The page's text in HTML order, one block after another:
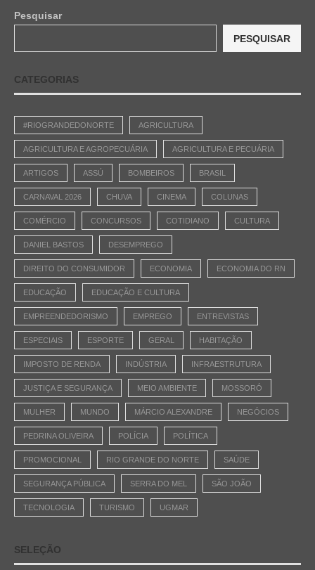
Pesquisar
PESQUISAR
CATEGORIAS
#RIOGRANDEDONORTE AGRICULTURA
AGRICULTURA E AGROPECUÁRIA AGRICULTURA E PECUÁRIA
ARTIGOS ASSÚ BOMBEIROS BRASIL
CARNAVAL 2026 CHUVA CINEMA COLUNAS
COMÉRCIO CONCURSOS COTIDIANO CULTURA
DANIEL BASTOS DESEMPREGO
DIREITO DO CONSUMIDOR ECONOMIA ECONOMIA DO RN
EDUCAÇÃO EDUCAÇÃO E CULTURA
EMPREENDEDORISMO EMPREGO ENTREVISTAS
ESPECIAIS ESPORTE GERAL HABITAÇÃO
IMPOSTO DE RENDA INDÚSTRIA INFRAESTRUTURA
JUSTIÇA E SEGURANÇA MEIO AMBIENTE MOSSORÓ
MULHER MUNDO MÁRCIO ALEXANDRE NEGÓCIOS
PEDRINA OLIVEIRA POLÍCIA POLÍTICA
PROMOCIONAL RIO GRANDE DO NORTE SAÚDE
SEGURANÇA PÚBLICA SERRA DO MEL SÃO JOÃO
TECNOLOGIA TURISMO UGMAR
SELEÇÃO